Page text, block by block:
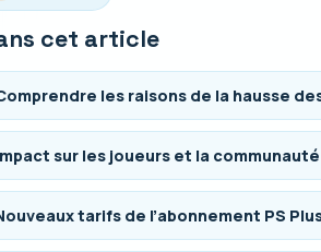
cet article
les raisons de la hausse
sur les joueurs et la communauté
tarifs de l’abonnement PS